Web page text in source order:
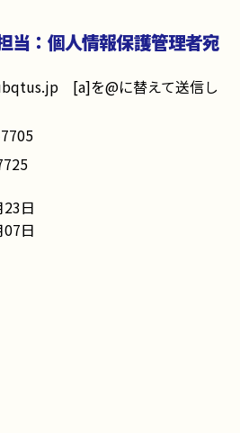
：個人情報保護管理者宛
[a]を@に替えて送信し
日
日